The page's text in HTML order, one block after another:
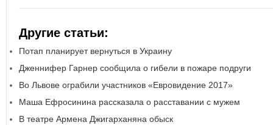
Другие статьи:
Потап планирует вернуться в Украину
Дженнифер Гарнер сообщила о гибели в пожаре подруги
Во Львове ограбили участников «Евровидение 2017»
Маша Ефросинина рассказала о расставании с мужем
В театре Армена Джигарханяна обыск